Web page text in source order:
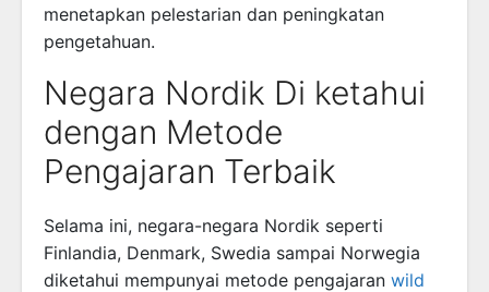
menetapkan pelestarian dan peningkatan
pengetahuan.
Negara Nordik Di ketahui
dengan Metode
Pengajaran Terbaik
Selama ini, negara-negara Nordik seperti
Finlandia, Denmark, Swedia sampai Norwegia
diketahui mempunyai metode pengajaran wild